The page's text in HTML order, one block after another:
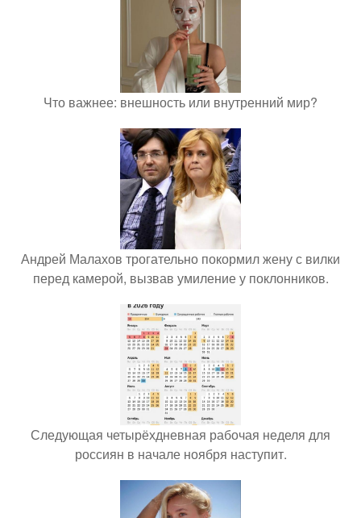
Что важнее: внешность или внутренний мир?
Андрей Малахов трогательно покормил жену с вилки
перед камерой, вызвав умиление у поклонников.
Следующая четырёхдневная рабочая неделя для
россиян в начале ноября наступит.